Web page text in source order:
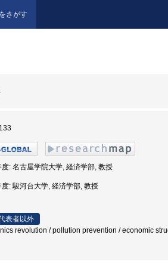
さがす
: 名古屋学院大学, 経済学部, 教授
: 駿河台大学, 経済学部, 教授
表者以外
revolution / pollution prevention / economic